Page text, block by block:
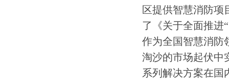
区提供智慧消防项
了《关于全面推进
作为全国智慧消防
淘沙的市场起伏中
系列解决方案在国